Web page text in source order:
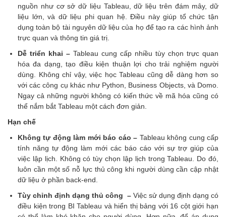
nguồn như cơ sở dữ liệu Tableau, dữ liệu trên đám mây, dữ
liệu lớn, và dữ liệu phi quan hệ. Điều này giúp tổ chức tận
dụng toàn bộ tài nguyên dữ liệu của họ để tạo ra các hình ảnh
trực quan và thông tin giá trị.
Dễ triển khai – Tableau cung cấp nhiều tùy chọn trực quan
hóa đa dạng, tạo điều kiện thuận lợi cho trải nghiệm người
dùng. Không chỉ vậy, việc học Tableau cũng dễ dàng hơn so
với các công cụ khác như Python, Business Objects, và Domo.
Ngay cả những người không có kiến thức về mã hóa cũng có
thể nắm bắt Tableau một cách đơn giản.
Hạn chế
Không tự động làm mới báo cáo – Tableau không cung cấp
tính năng tự động làm mới các báo cáo với sự trợ giúp của
việc lập lịch. Không có tùy chọn lập lịch trong Tableau. Do đó,
luôn cần một số nỗ lực thủ công khi người dùng cần cập nhật
dữ liệu ở phần back-end.
Tùy chỉnh định dạng thủ công – Việc sử dụng định dạng có
điều kiện trong BI Tableau và hiển thị bảng với 16 cột giới hạn